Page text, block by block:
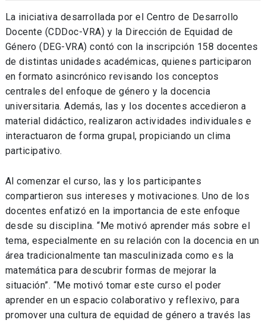
La iniciativa desarrollada por el Centro de Desarrollo
Docente (CDDoc-VRA) y la Dirección de Equidad de
Género (DEG-VRA) contó con la inscripción 158 docentes
de distintas unidades académicas, quienes participaron
en formato asincrónico revisando los conceptos
centrales del enfoque de género y la docencia
universitaria. Además, las y los docentes accedieron a
material didáctico, realizaron actividades individuales e
interactuaron de forma grupal, propiciando un clima
participativo.
Al comenzar el curso, las y los participantes
compartieron sus intereses y motivaciones. Uno de los
docentes enfatizó en la importancia de este enfoque
desde su disciplina. “Me motivó aprender más sobre el
tema, especialmente en su relación con la docencia en un
área tradicionalmente tan masculinizada como es la
matemática para descubrir formas de mejorar la
situación”. “Me motivó tomar este curso el poder
aprender en un espacio colaborativo y reflexivo, para
promover una cultura de equidad de género a través las